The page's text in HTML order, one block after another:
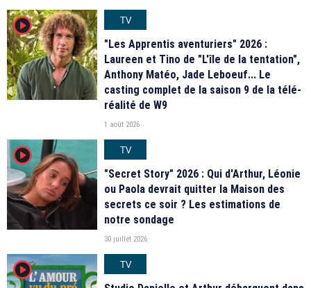
player2
TV
"Les Apprentis aventuriers" 2026 :
Laureen et Tino de "L'île de la tentation",
Anthony Matéo, Jade Leboeuf... Le
casting complet de la saison 9 de la télé-
réalité de W9
1 août 2026
player2
TV
"Secret Story" 2026 : Qui d'Arthur, Léonie
ou Paola devrait quitter la Maison des
secrets ce soir ? Les estimations de
notre sondage
30 juillet 2026
player2
TV